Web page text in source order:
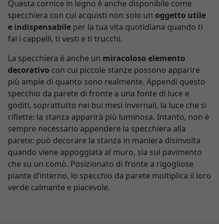
Questa cornice in legno è anche disponibile come
specchiera con cui acquisti non solo un oggetto utile
e indispensabile per la tua vita quotidiana quando ti
fai i cappelli, ti vesti e ti trucchi.
La specchiera è anche un miracoloso elemento
decorativo con cui piccole stanze possono apparire
più ampie di quanto sono realmente. Appendi questo
specchio da parete di fronte a una fonte di luce e
goditi, soprattutto nei bui mesi invernali, la luce che si
riflette: la stanza apparirà più luminosa. Intanto, non è
sempre necessario appendere la specchiera alla
parete: può decorare la stanza in maniera disinvolta
quando viene appoggiata al muro, sia sul pavimento
che su un comò. Posizionato di fronte a rigogliose
piante d’interno, lo specchio da parete moltiplica il loro
verde calmante e piacevole.